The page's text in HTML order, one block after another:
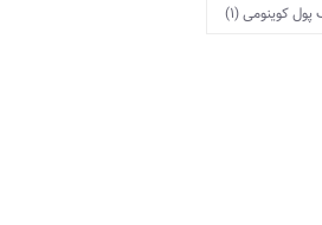
پول کوینومی(1)